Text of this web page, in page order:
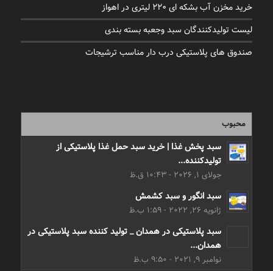
خرید مخزن آب بشکه ای 220 لیتری در اهواز
لیست تولیدکنندگان سبد وجعبه بسته بندی
صندوق های پلاستیکی درب دار مناسب ترشیجات
محبوب
سبد پخش غذا | خرید سبد حمل غذا پلاستیکی از
تولیدکننده...
جولای 1, 2026 - 10:43 ق.ظ
سبد انگور و سبد کشمش
ژانویه 26, 2022 - 1:59 ب.ظ
سبد پلاستیکی در همدان _ تولید کننده سبد پلاستیکی در
همدان...
نوامبر 9, 2021 - 9:50 ب.ظ